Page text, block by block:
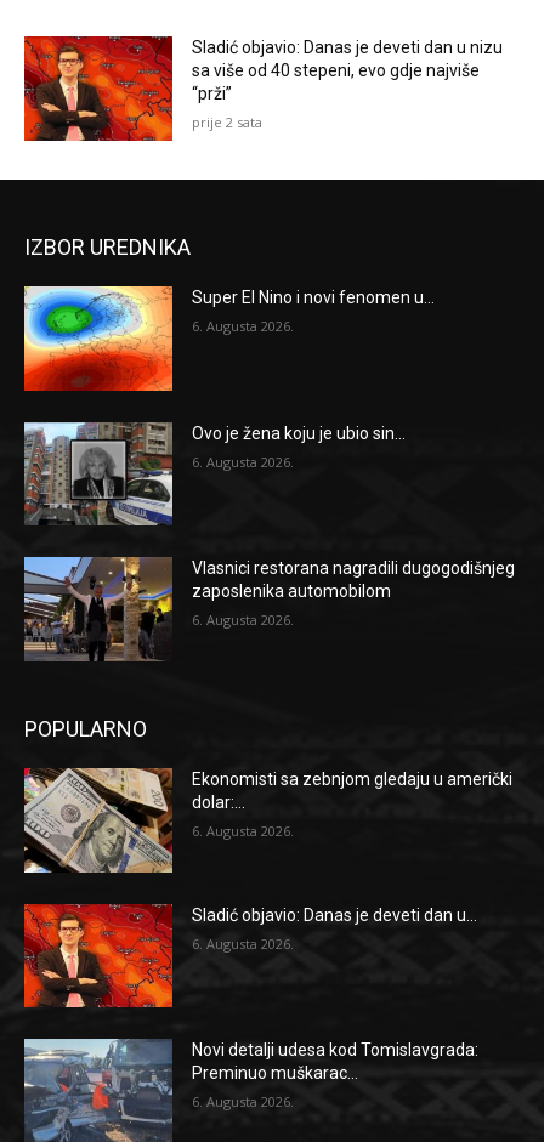
Sladić objavio: Danas je deveti dan u nizu
sa više od 40 stepeni, evo gdje najviše
“prži”
prije 2 sata
IZBOR UREDNIKA
Super El Nino i novi fenomen u...
6. Augusta 2026.
Ovo je žena koju je ubio sin...
6. Augusta 2026.
Vlasnici restorana nagradili dugogodišnjeg
zaposlenika automobilom
6. Augusta 2026.
POPULARNO
Ekonomisti sa zebnjom gledaju u američki
dolar:...
6. Augusta 2026.
Sladić objavio: Danas je deveti dan u...
6. Augusta 2026.
Novi detalji udesa kod Tomislavgrada:
Preminuo muškarac...
6. Augusta 2026.